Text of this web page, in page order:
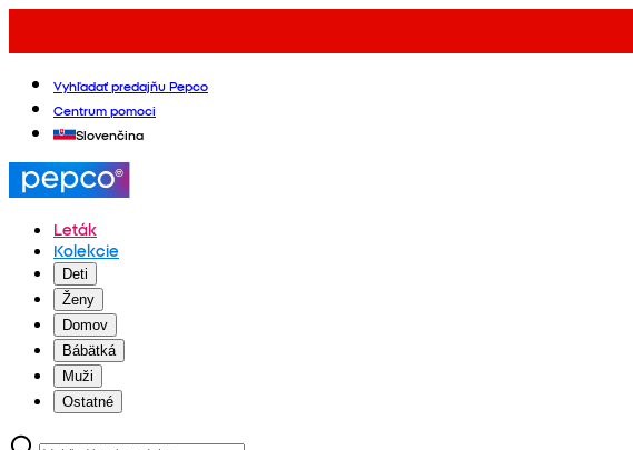
Vyhľadať predajňu Pepco
Centrum pomoci
Slovenčina
Leták
Kolekcie
Deti
Ženy
Domov
Bábätká
Muži
Ostatné